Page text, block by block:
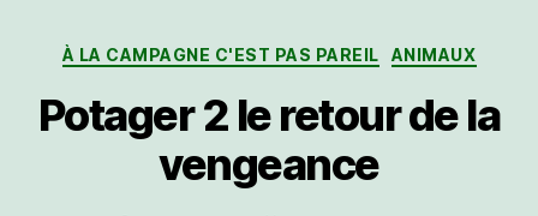
Catégories
À LA CAMPAGNE C'EST PAS PAREIL ANIMAUX
Potager 2 le retour de la
vengeance